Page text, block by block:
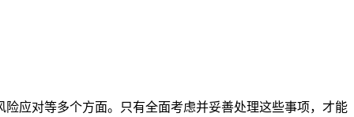
应对等多个方面。只有全面考虑并妥善处理这些事项，才能